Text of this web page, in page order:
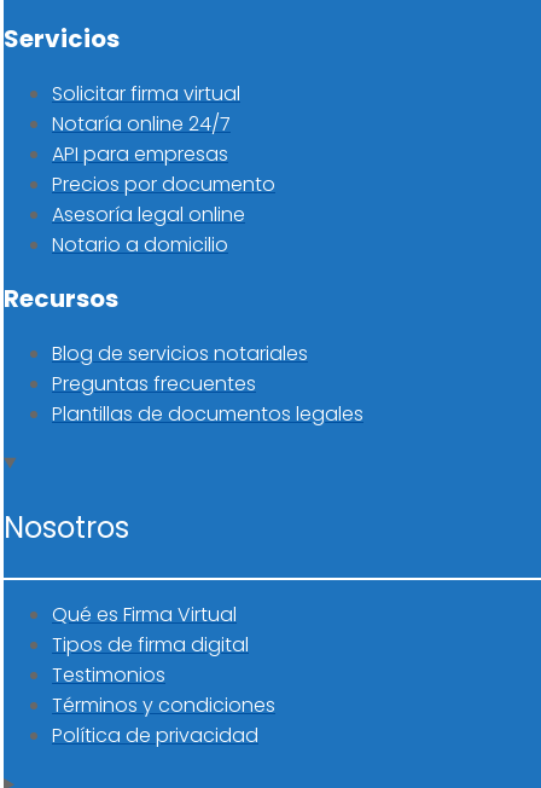
Servicios
Solicitar firma virtual
Notaría online 24/7
API para empresas
Precios por documento
Asesoría legal online
Notario a domicilio
Recursos
Blog de servicios notariales
Preguntas frecuentes
Plantillas de documentos legales
Nosotros
Qué es Firma Virtual
Tipos de firma digital
Testimonios
Términos y condiciones
Política de privacidad